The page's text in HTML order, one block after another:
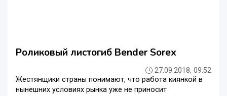
Роликовый листогиб Bender Sorex
27.09.2018, 09:52
Жестянщики страны понимают, что работа киянкой в
нынешних условиях рынка уже не приносит